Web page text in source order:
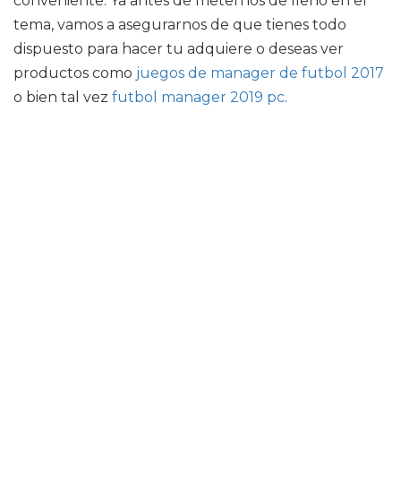
tema, vamos a asegurarnos de que tienes todo
dispuesto para hacer tu adquiere o deseas ver
productos como juegos de manager de futbol 2017
o bien tal vez futbol manager 2019 pc.